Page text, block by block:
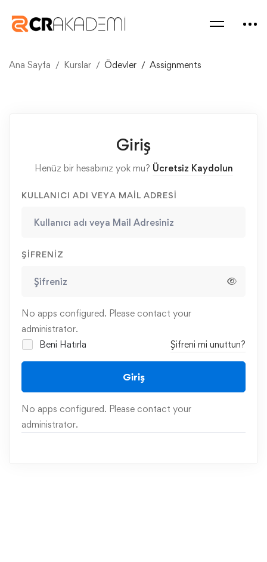
Ana Sayfa Kurslar Ödevler Assignments
Giriş
Henüz bir hesabınız yok mu? Ücretsiz Kaydolun
KULLANICI ADI VEYA MAIL ADRESI
ŞIFRENIZ
No apps configured. Please contact your
administrator.
Beni Hatırla
Şifreni mi unuttun?
Giriş
No apps configured. Please contact your
administrator.